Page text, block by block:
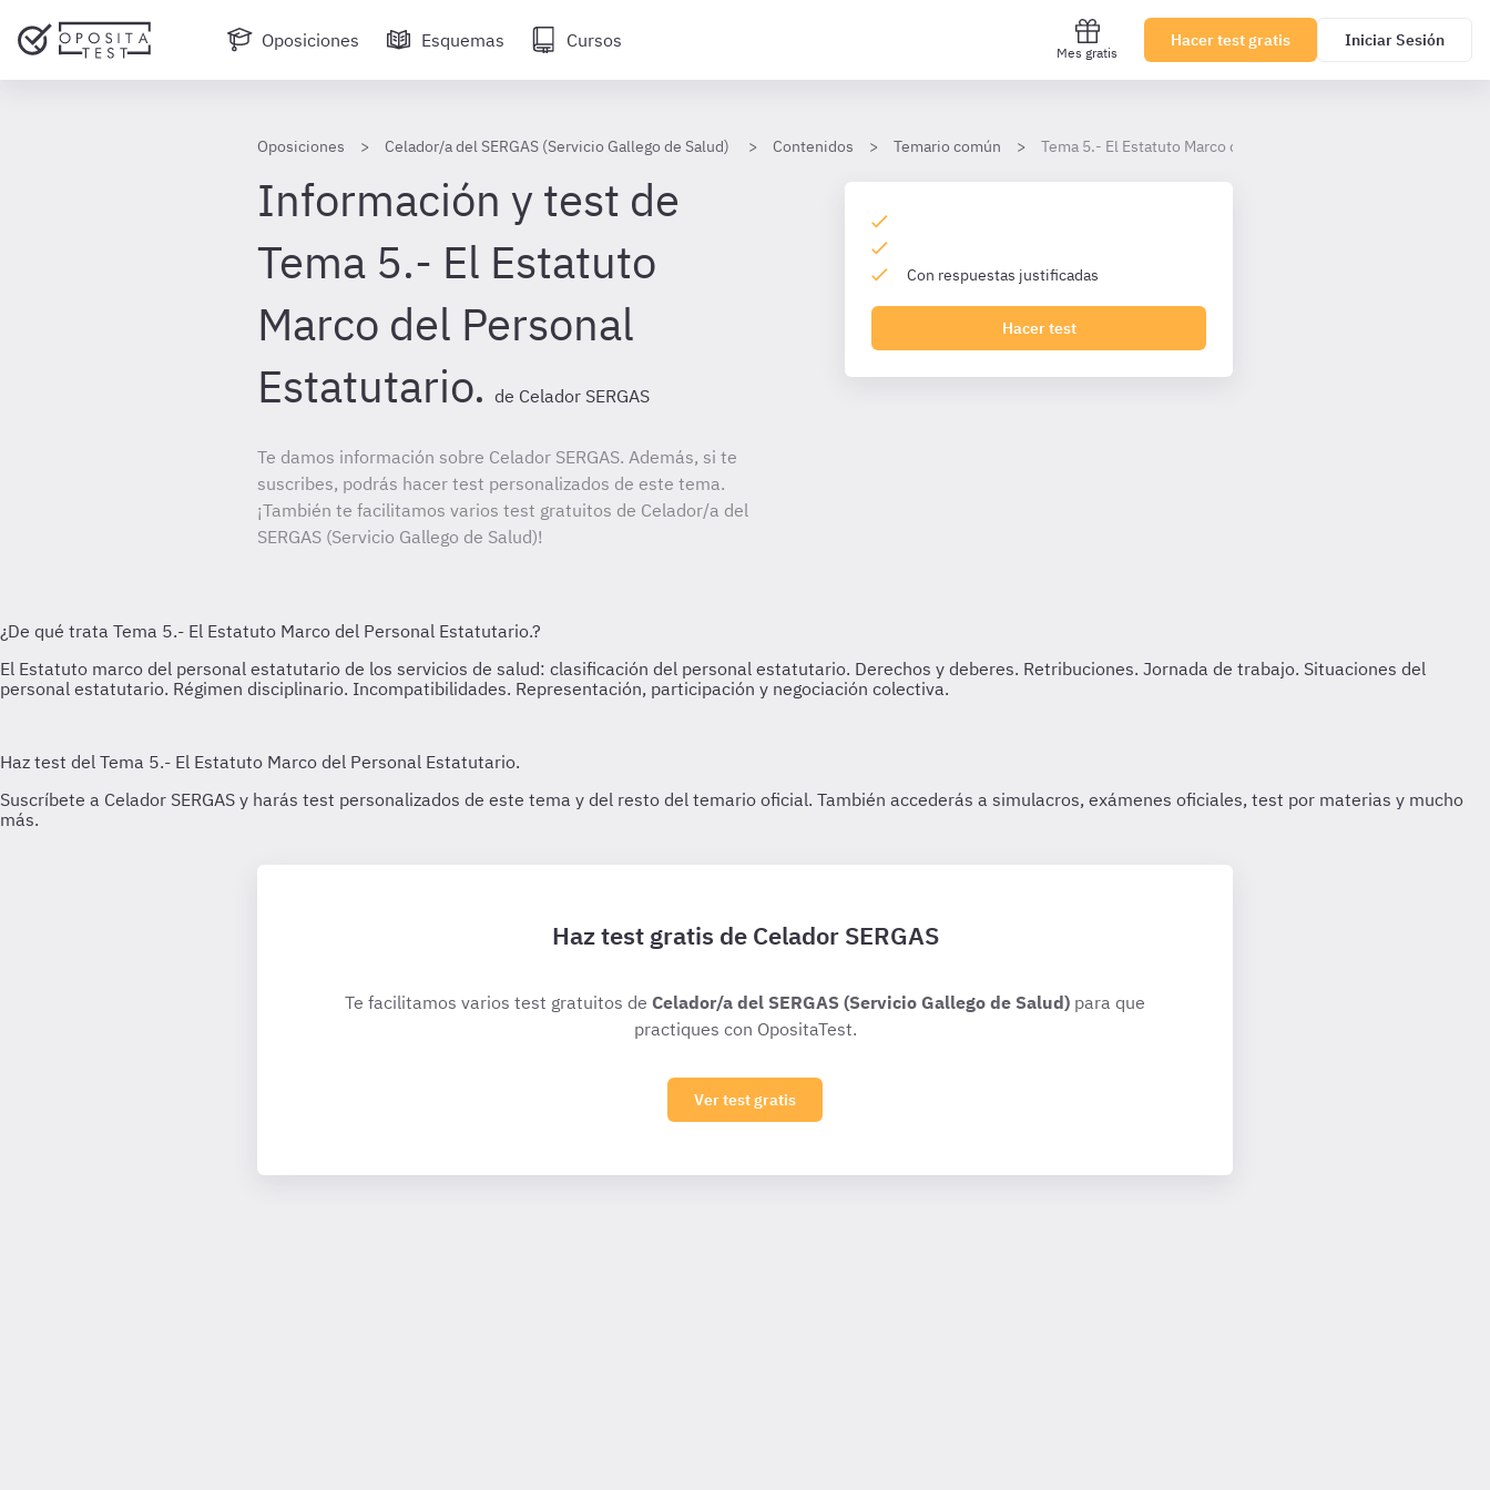
Oposiciones Esquemas Cursos
Mes gratis
Hacer test gratis Iniciar Sesión
Oposiciones Celador/a del SERGAS (Servicio Gallego de Salud) Contenidos Temario común Tema 5.- El Estatuto Marco del Personal Estatutario.
Información y test de
Tema 5.- El Estatuto
Marco del Personal
Estatutario. de Celador SERGAS
Te damos información sobre Celador SERGAS. Además, si te
suscribes, podrás hacer test personalizados de este tema.
¡También te facilitamos varios test gratuitos de Celador/a del
SERGAS (Servicio Gallego de Salud)!
Con respuestas justificadas
Hacer test
Haz test gratis de Celador SERGAS
Te facilitamos varios test gratuitos de Celador/a del SERGAS (Servicio Gallego de Salud) para que
practiques con OpositaTest.
Ver test gratis